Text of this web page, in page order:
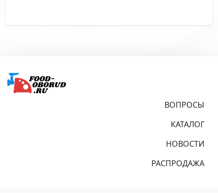
ВОПРОСЫ
КАТАЛОГ
НОВОСТИ
РАСПРОДАЖА